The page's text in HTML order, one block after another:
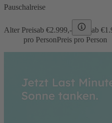
Pauschalreise
Alter Preisab €2.999,- ab €
pro PersonPreis pro Person